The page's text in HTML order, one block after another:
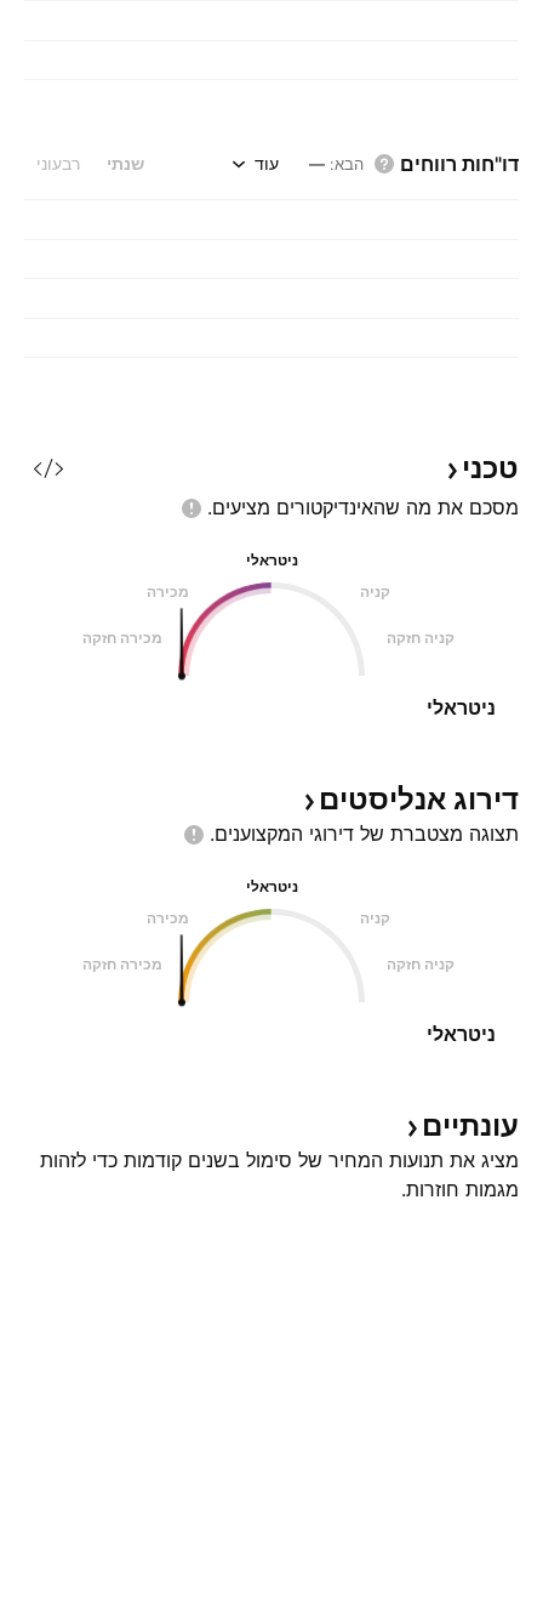
דו"חות רווחים הבא:
— שנתי רבעוני עוד
טכני
מסכם את מה שהאינדיקטורים מציעים.
ניטראלי
מכירה
קניה
מכירה חזקה קניה חזקה
ניטראלי
דירוג אנליסטים
תצוגה מצטברת של דירוגי המקצוענים.
ניטראלי
מכירה
קניה
מכירה חזקה קניה חזקה
ניטראלי
עונתיים
מציג את תנועות המחיר של סימול בשנים קודמות כדי לזהות
מגמות חוזרות.